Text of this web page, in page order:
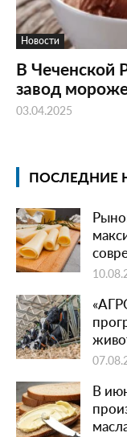
Новости
В Чеченской
завод
03.04.2025
ПОСЛЕДНИЕ
В